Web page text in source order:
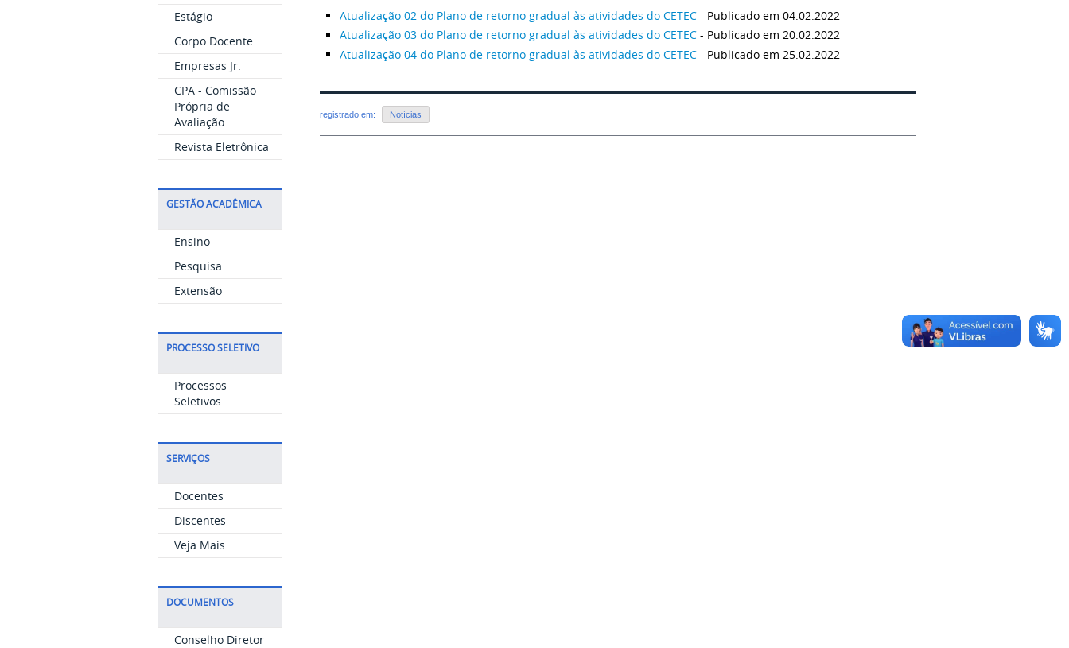
Estágio
Corpo Docente
Empresas Jr.
CPA - Comissão
Própria de
Avaliação
Revista Eletrônica
GESTÃO ACADÊMICA
Ensino
Pesquisa
Extensão
PROCESSO SELETIVO
Processos
Seletivos
SERVIÇOS
Docentes
Discentes
Veja Mais
DOCUMENTOS
Conselho Diretor
Atualização 02 do Plano de retorno gradual às atividades do CETEC - Publicado em 04.02.2022
Atualização 03 do Plano de retorno gradual às atividades do CETEC - Publicado em 20.02.2022
Atualização 04 do Plano de retorno gradual às atividades do CETEC - Publicado em 25.02.2022
registrado em: Notícias